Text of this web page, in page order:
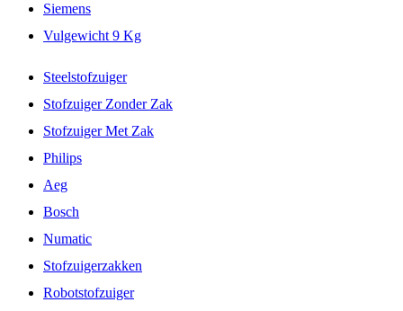
Siemens
Vulgewicht 9 Kg
Steelstofzuiger
Stofzuiger Zonder Zak
Stofzuiger Met Zak
Philips
Aeg
Bosch
Numatic
Stofzuigerzakken
Robotstofzuiger